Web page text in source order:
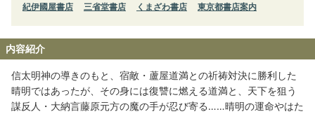
紀伊國屋書店 三省堂書店 くまざわ書店 東京都書店案内
内容紹介
信太明神の導きのもと、宿敵・蘆屋道満との祈祷対決に勝利した
晴明ではあったが、その身には復讐に燃える道満と、天下を狙う
謀反人・大納言藤原元方の魔の手が忍び寄る……晴明の運命やはた